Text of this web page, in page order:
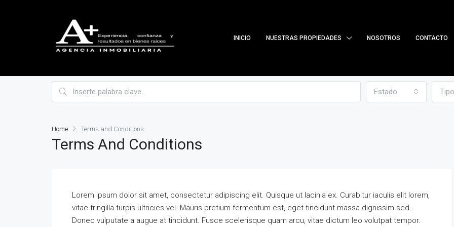
INICIO NUESTRAS PROPIEDADES NOSOTROS CONTACTO
Estado Tipo
Home Terms and Conditions
Terms And Conditions
Lorem ipsum dolor sit amet, consectetur adipiscing elit. Quisque ut lacinia ex. Curabitur iaculis elit lorem,
vitae fringilla turpis ultricies vel. Mauris pretium fermentum est, eget tincidunt massa dignissim sed.
Donec vulputate a augue at tincidunt. Fusce scelerisque quam arcu, vitae dictum leo volutpat tempor.PROPIEDADES EN
DESTACADO